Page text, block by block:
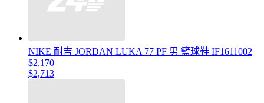
NIKE 耐吉 JORDAN LUKA 77 PF 男 籃球鞋 IF1611002
$2,170
$2,713